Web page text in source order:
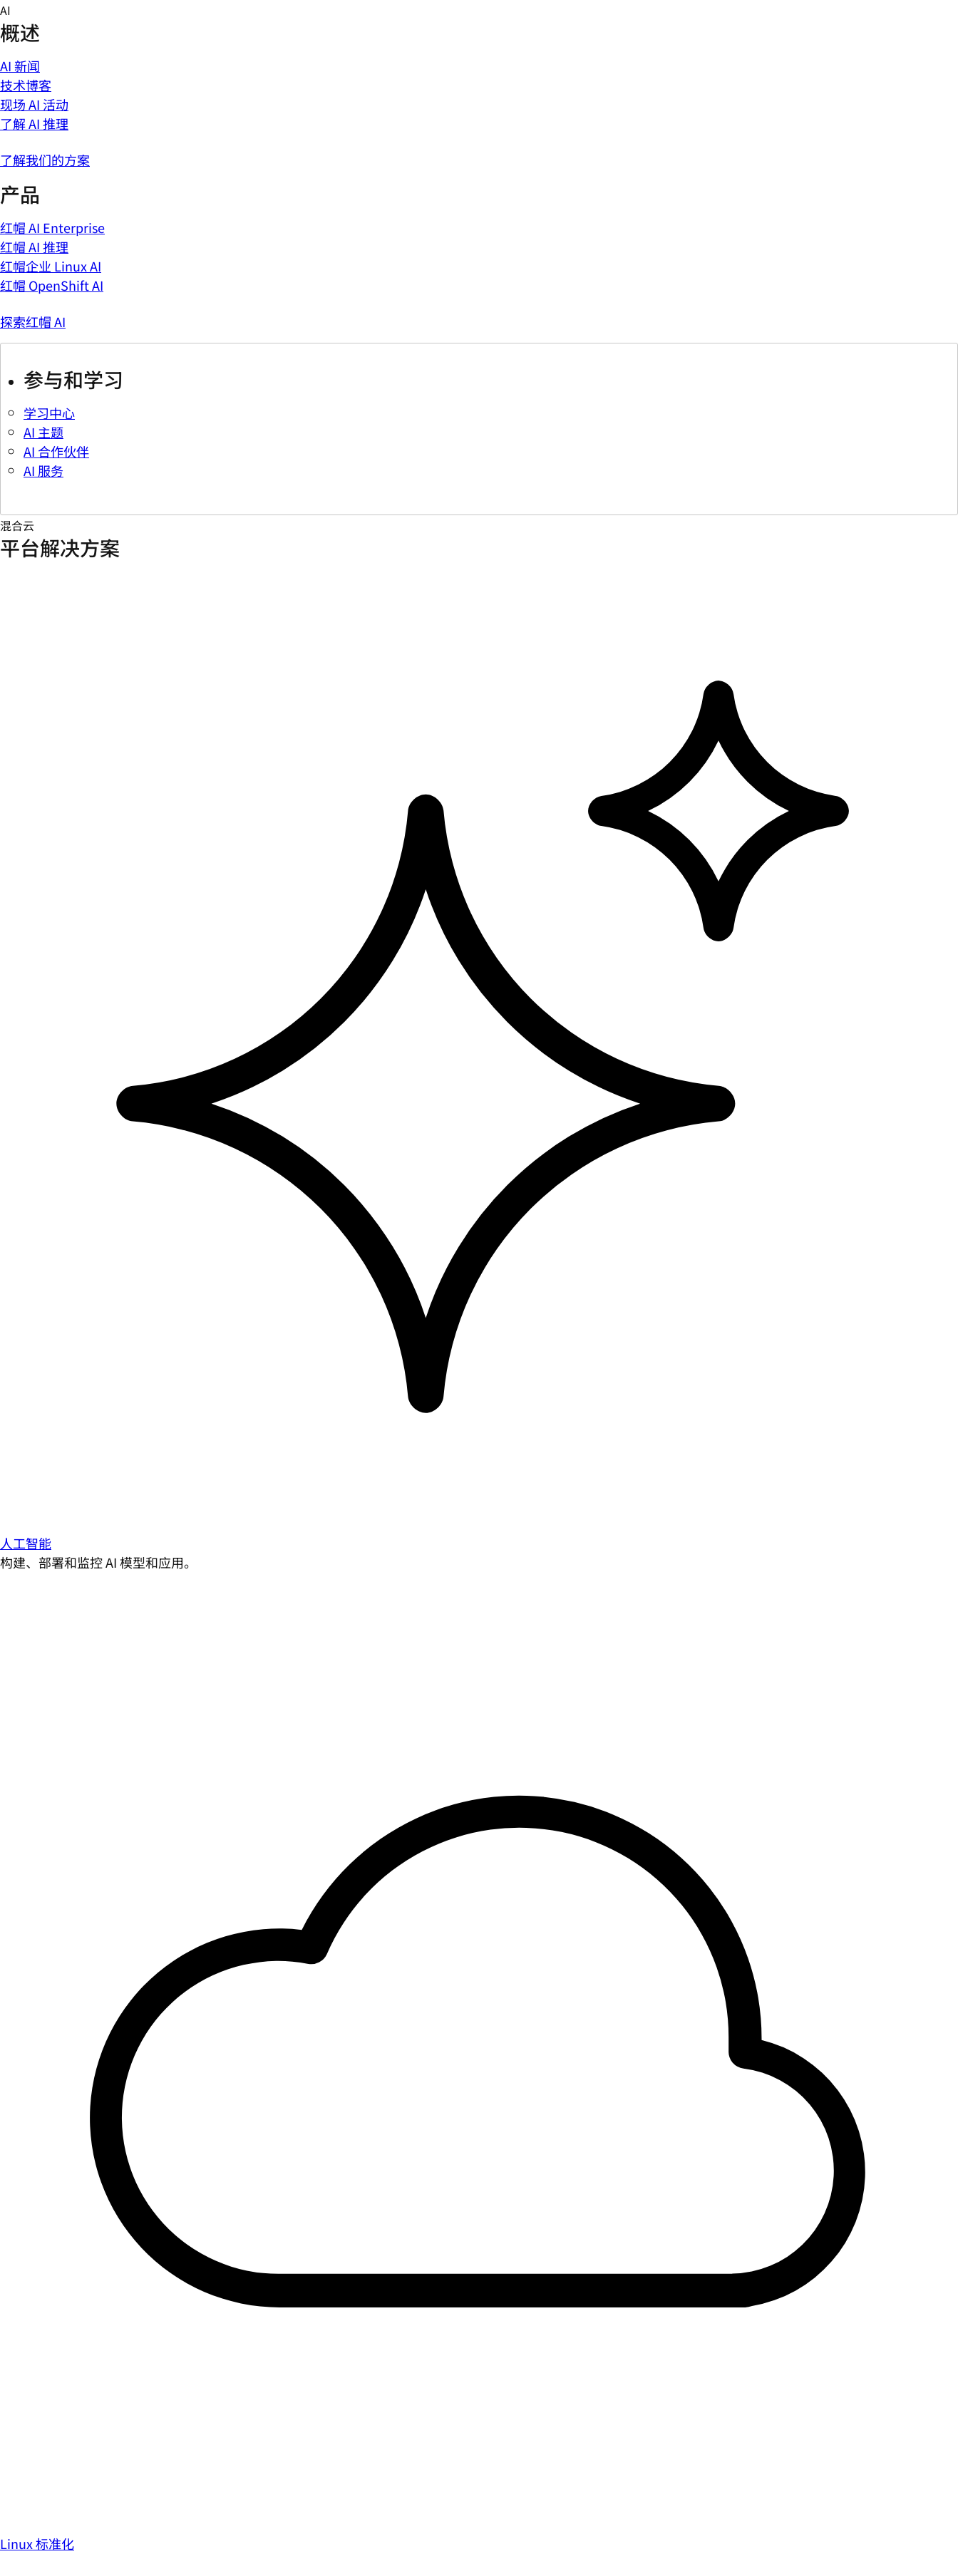
Skip
to
content
AI
概述
AI 新闻
技术博客
现场 AI 活动
了解 AI 推理
了解我们的方案
产品
红帽 AI Enterprise
红帽 AI 推理
红帽企业 Linux AI
红帽 OpenShift AI
探索红帽 AI
参与和学习
学习中心
AI 主题
AI 合作伙伴
AI 服务
混合云
平台解决方案
人工智能
构建、部署和监控 AI 模型和应用。
Linux 标准化